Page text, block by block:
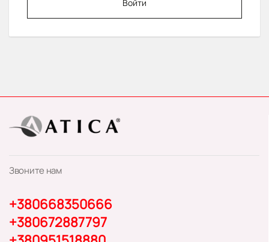
Войти
Звоните нам
+380668350666
+380672887797